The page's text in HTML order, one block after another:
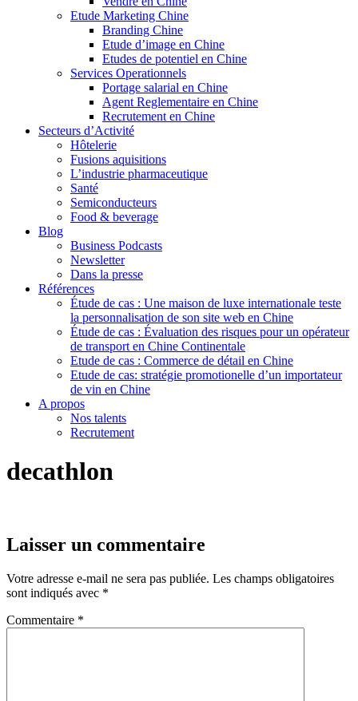
Etude Marketing Chine
Branding Chine
Etude d’image en Chine
Etudes de potentiel en Chine
Services Operationnels
Portage salarial en Chine
Agent Reglementaire en Chine
Recrutement en Chine
Secteurs d’Activité
Hôtelerie
Fusions aquisitions
L’industrie pharmaceutique
Santé
Semiconducteurs
Food & beverage
Blog
Business Podcasts
Newsletter
Dans la presse
Références
Étude de cas : Une maison de luxe internationale teste
la personnalisation de son site web en Chine
Étude de cas : Évaluation des risques pour un opérateur
de transport en Chine Continentale
Etude de cas : Commerce de détail en Chine
Etude de cas: stratégie promotionelle d’un importateur
de vin en Chine
A propos
Nos talents
Recrutement
decathlon
Laisser un commentaire
Votre adresse e-mail ne sera pas publiée. Les champs obligatoires
sont indiqués avec *
Commentaire *